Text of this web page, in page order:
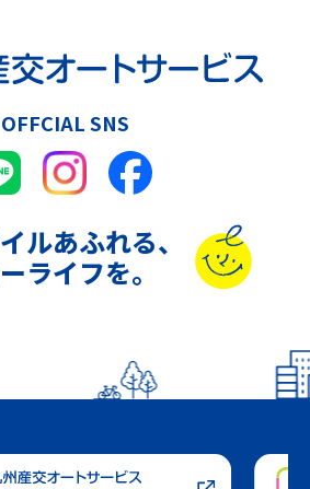
OFFCIAL SNS
ルあふれる、
ライフを。